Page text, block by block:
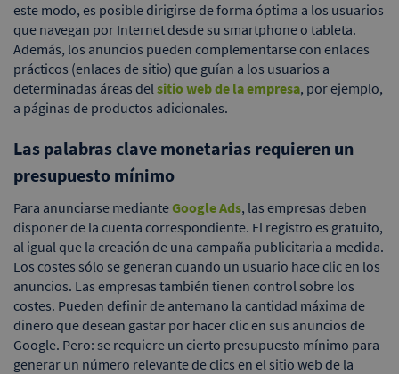
este modo, es posible dirigirse de forma óptima a los usuarios
que navegan por Internet desde su smartphone o tableta.
Además, los anuncios pueden complementarse con enlaces
prácticos (enlaces de sitio) que guían a los usuarios a
determinadas áreas delsitio web de la empresa, por ejemplo,
a páginas de productos adicionales.
Las palabras clave monetarias requieren un
presupuesto mínimo
Para anunciarse medianteGoogle Ads, las empresas deben
disponer de la cuenta correspondiente. El registro es gratuito,
al igual que la creación de una campaña publicitaria a medida.
Los costes sólo se generan cuando un usuario hace clic en los
anuncios. Las empresas también tienen control sobre los
costes. Pueden definir de antemano la cantidad máxima de
dinero que desean gastar por hacer clic en sus anuncios de
Google. Pero: se requiere un cierto presupuesto mínimo para
generar un número relevante de clics en el sitio web de la